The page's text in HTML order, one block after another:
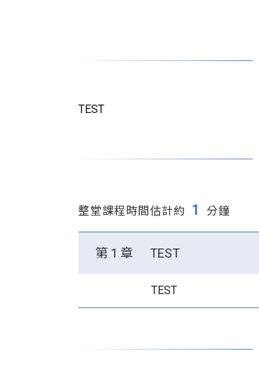
TEST
整堂課程時間估計約 1 分鐘
第 1 章 TEST
TEST